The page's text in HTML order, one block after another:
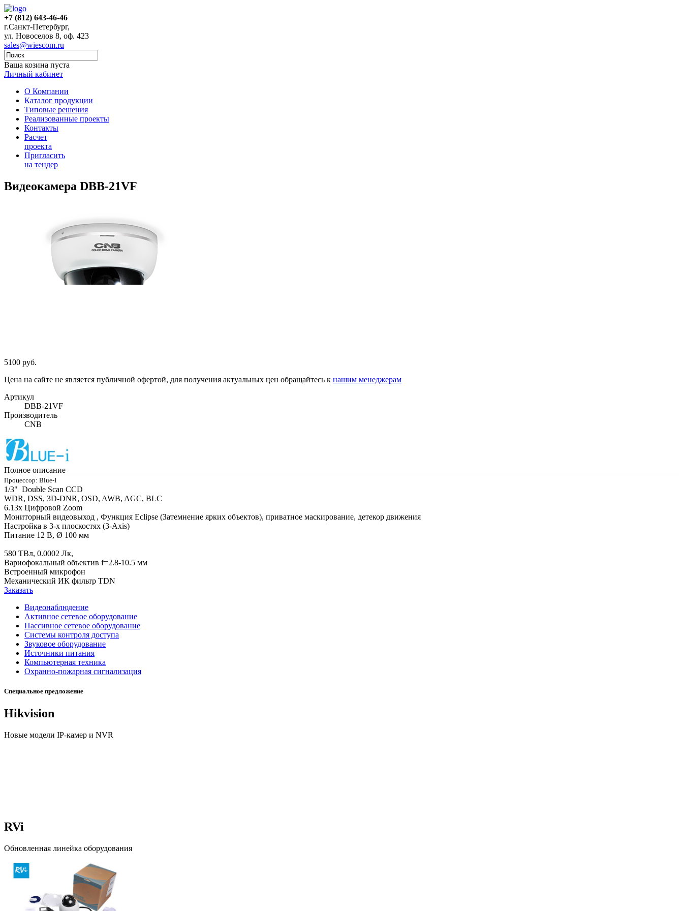
+7 (812) 643-46-46
г.Санкт-Петербург,
ул. Новоселов 8, оф. 423
sales@wiescom.ru
Ваша козина пуста
Личный кабинет
О Компании
Каталог продукции
Типовые решения
Реализованные проекты
Контакты
Расчет
проекта
Пригласить
на тендер
Видеокамера DBB-21VF
5100 руб.
Цена на сайте не является публичной офертой, для получения актуальных цен обращайтесь к нашим менеджерам
Артикул
DBB-21VF
Производитель
CNB
Полное описание
Процессор: Blue-I
1/3" Double Scan CCD
WDR, DSS, 3D-DNR, OSD, AWB, AGC, BLC
6.13x Цифровой Zoom
Мониторный видеовыход , Функция Eclipse (Затемнение ярких объектов), приватное маскирование, детекор движения
Настройка в 3-х плоскостях (3-Axis)
Питание 12 В, Ø 100 мм
580 ТВл, 0.0002 Лк,
Вариофокальный объектив f=2.8-10.5 мм
Встроенный микрофон
Механический ИК фильтр TDN
Заказать
Видеонаблюдение
Активное сетевое оборудование
Пассивное сетевое оборудование
Системы контроля доступа
Звуковое оборудование
Источники питания
Компьютерная техника
Охранно-пожарная сигнализация
Специальное предложение
Hikvision
Новые модели IP-камер и NVR
RVi
Обновленная линейка оборудования